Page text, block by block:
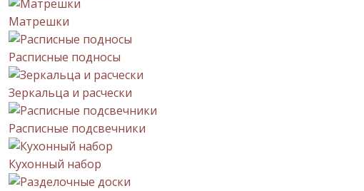
Матрешки
Расписные подносы
Зеркальца и расчески
Расписные подсвечники
Кухонный набор